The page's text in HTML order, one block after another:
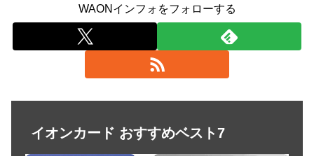
WAONインフォをフォローする
イオンカード おすすめベスト7